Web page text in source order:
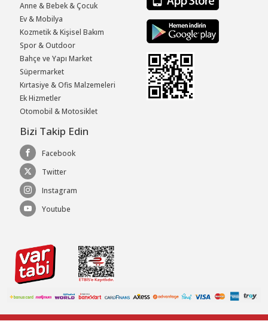
Anne & Bebek & Çocuk
Ev & Mobilya
Kozmetik & Kişisel Bakım
Spor & Outdoor
Bahçe ve Yapı Market
Süpermarket
Kırtasiye & Ofis Malzemeleri
Ek Hizmetler
Otomobil & Motosiklet
Bizi Takip Edin
Facebook
Twitter
Instagram
Youtube